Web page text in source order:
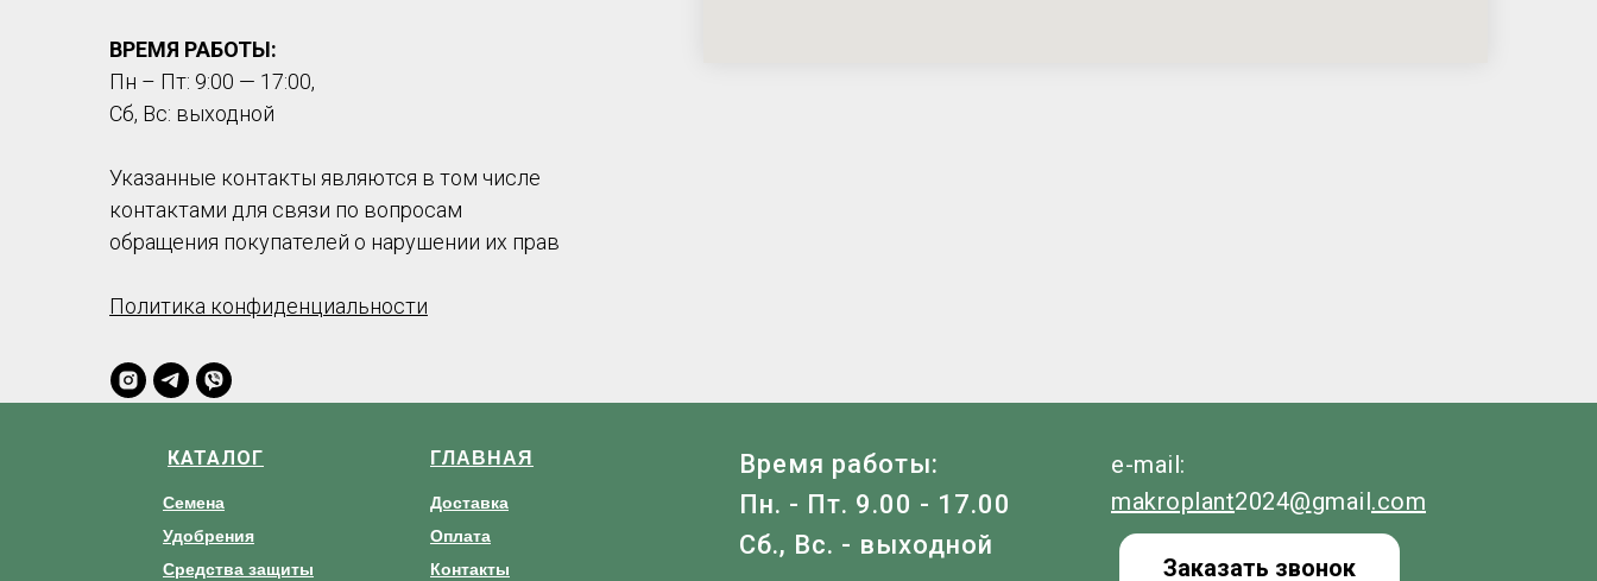
ВРЕМЯ РАБОТЫ:
Пн – Пт: 9:00 — 17:00,
Сб, Вс: выходной
Указанные контакты являются в том числе
контактами для связи по вопросам
обращения покупателей о нарушении их прав
Политика конфиденциальности
ГЛАВНАЯ
Доставка
Оплата
Контакты
Время работы:
Пн. - Пт. 9.00 - 17.00
Сб., Вс. - выходной
КАТАЛОГ
Семена
Удобрения
Средства защиты
Заказать звонок
e-mail:
makroplant2024@gmail.com